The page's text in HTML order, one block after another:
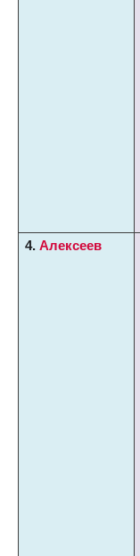
4.Алексеев